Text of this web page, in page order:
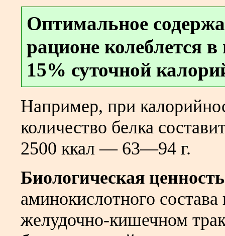
Оптимальное
рационе колеблется
15% суточной
Например, при
количество белка
2500 ккал — 63—94 г.
Биологическая
аминокислотного
желудочно-кишечном